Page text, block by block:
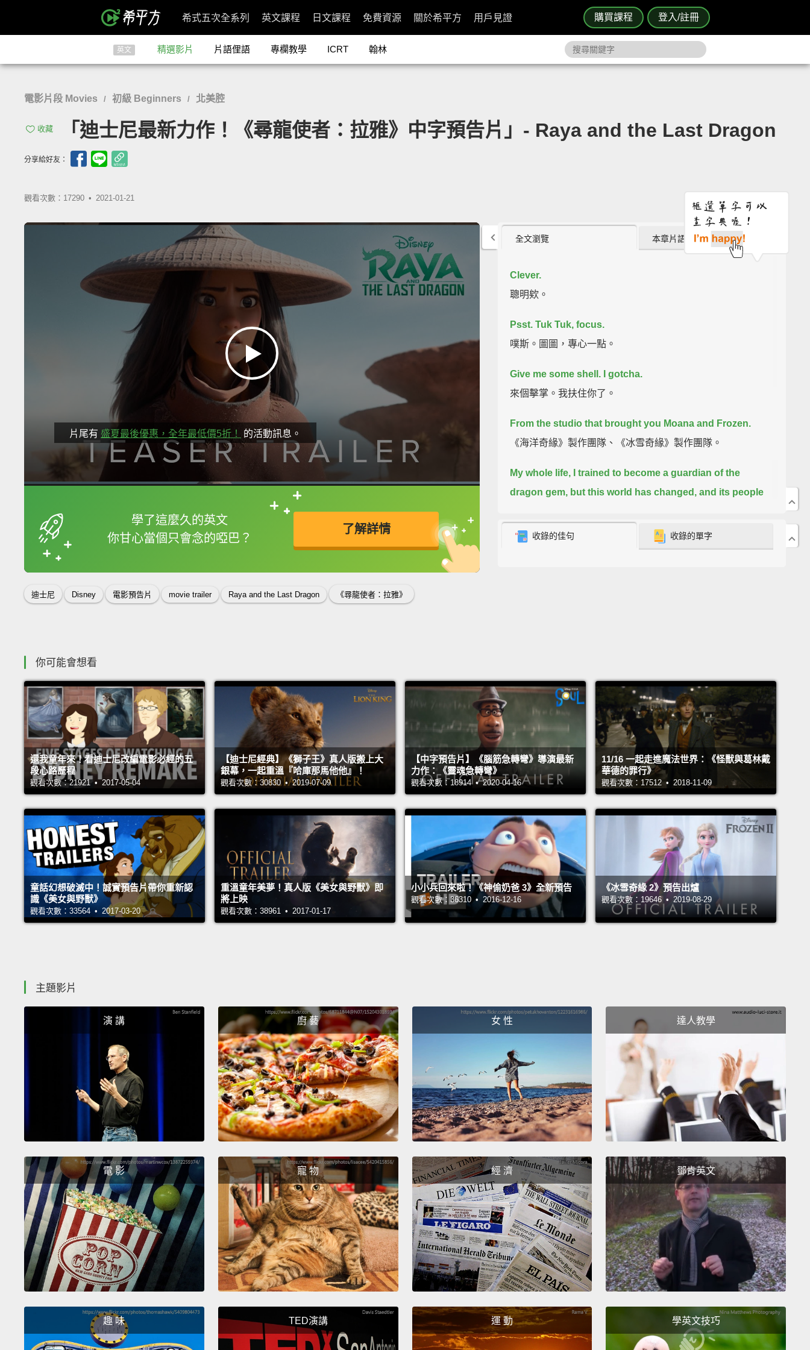
購買課程 登入/註冊
希式五次全系列 英文課程 日文課程 免費資源 關於希平方 用戶見證
英文 精選影片 片語俚語 專欄教學 ICRT 翰林
電影片段 Movies / 初級 Beginners / 北美腔
收藏 「迪士尼最新力作！《尋龍使者：拉雅》中字預告片」- Raya and the Last Dragon
分享給好友：
觀看次數：17290 • 2021-01-21
片尾有 盛夏最後優惠，全年最低價5折！ 的活動訊息。
學了這麼久的英文
你甘心當個只會念的啞巴？
了解詳情
框選或點兩下字幕可以直接查字典喔！
英
迪士尼 Disney 電影預告片 movie trailer Raya and the Last Dragon 《尋龍使者：拉雅》
全文瀏覽 本章片語 (0)
Clever.
聰明欸。
Psst. Tuk Tuk, focus.
噗斯。圖圖，專心一點。
Give me some shell.
I gotcha.
來個擊掌。我扶住你了。
From the studio that brought you Moana and Frozen.
《海洋奇緣》製作團隊、《冰雪奇緣》製作團隊。
My whole life, I trained to become a guardian of the
dragon gem, but this world has changed, and its people
dragon. My name...is Raya.
我生來就是為了成為龍珠的守護者，但這個世界變了，人們開
圖圖。你大到我有點扛不動，老兄。
收錄的佳句 收錄的單字
你可能會想看
還我童年來！看迪士尼改編電影必經的五
段心路歷程
觀看次數：21921 • 2017-05-04
【迪士尼經典】《獅子王》真人版搬上大
銀幕，一起重溫『哈庫那馬他他』！
觀看次數：30830 • 2019-07-09
【中字預告片】《腦筋急轉彎》導演最新
力作：《靈魂急轉彎》
觀看次數：18914 • 2020-04-16
11/16 一起走進魔法世界：《怪獸與葛林戴
華德的罪行》
觀看次數：17512 • 2018-11-09
童話幻想破滅中！誠實預告片帶你重新認
識《美女與野獸》
觀看次數：33564 • 2017-03-20
重溫童年美夢！真人版《美女與野獸》即
將上映
觀看次數：38961 • 2017-01-17
小小兵回來啦！《神偷奶爸 3》全新預告
觀看次數：36310 • 2016-12-16
《冰雪奇緣 2》預告出爐
觀看次數：19646 • 2019-08-29
主題影片
演 講 廚 藝 女 性 達人教學
電 影 寵 物 經 濟 鄧肯英文
趣 味 TED演講 運 動 學英文技巧